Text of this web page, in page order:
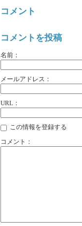
コメント
コメントを投稿
名前：
メールアドレス：
URL：
この情報を登録する
コメント：